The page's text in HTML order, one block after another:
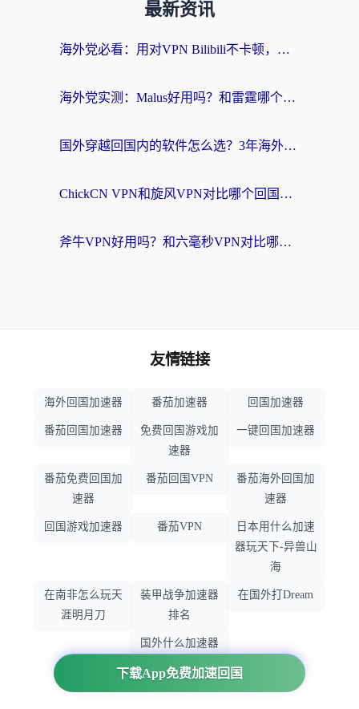
最新资讯
海外党必看：用对VPN Bilibili不卡顿，英国玩国内游戏也丝滑——2026回国加速器选择指南
海外党实测：Malus好用吗？和雷霆哪个好？+ 3款热门加速器深度对比
国外穿越回国内的软件怎么选？3年海外党亲测实用指南，告别地域限制
ChickCN VPN和旋风VPN对比哪个回国效果更好？海外党实测回国内网神器指南
斧牛VPN好用吗？和六毫秒VPN对比哪个回国效果更好？海外党亲测实用指南
下载App免费加速回国
友情链接
海外回国加速器 番茄加速器 回国加速器
番茄回国加速器
免费回国游戏加
速器
一键回国加速器
番茄免费回国加
速器
番茄回国VPN
番茄海外回国加
速器
回国游戏加速器 番茄VPN
日本用什么加速
器玩天下-异兽山
海
在南非怎么玩天
涯明月刀
装甲战争加速器
排名
在国外打Dream
国外什么加速器
玩暗黑破坏神